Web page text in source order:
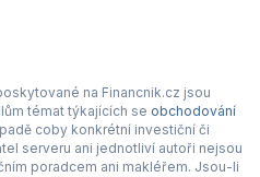
na Financnik.cz jsou
témat týkajících se obchodování
coby konkrétní investiční či
serveru ani jednotliví autoři nejsou
poradcem ani makléřem. Jsou-li